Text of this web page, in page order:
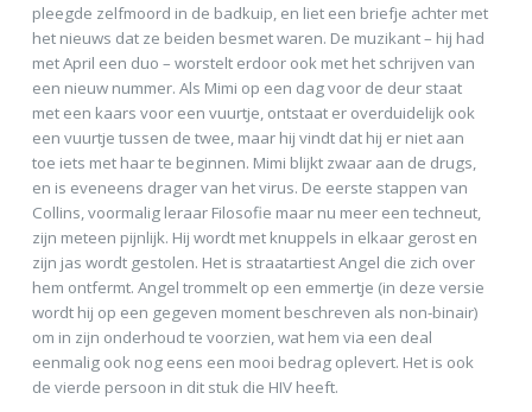
pleegde zelfmoord in de badkuip, en liet een briefje achter met
het nieuws dat ze beiden besmet waren. De muzikant – hij had
met April een duo – worstelt erdoor ook met het schrijven van
een nieuw nummer. Als Mimi op een dag voor de deur staat
met een kaars voor een vuurtje, ontstaat er overduidelijk ook
een vuurtje tussen de twee, maar hij vindt dat hij er niet aan
toe iets met haar te beginnen. Mimi blijkt zwaar aan de drugs,
en is eveneens drager van het virus. De eerste stappen van
Collins, voormalig leraar Filosofie maar nu meer een techneut,
zijn meteen pijnlijk. Hij wordt met knuppels in elkaar gerost en
zijn jas wordt gestolen. Het is straatartiest Angel die zich over
hem ontfermt. Angel trommelt op een emmertje (in deze versie
wordt hij op een gegeven moment beschreven als non-binair)
om in zijn onderhoud te voorzien, wat hem via een deal
eenmalig ook nog eens een mooi bedrag oplevert. Het is ook
de vierde persoon in dit stuk die HIV heeft.